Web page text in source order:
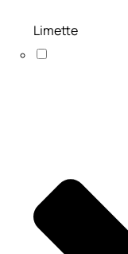
Limette